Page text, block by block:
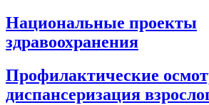
Национальные проекты
здравоохранения
Профилактические
диспансеризация